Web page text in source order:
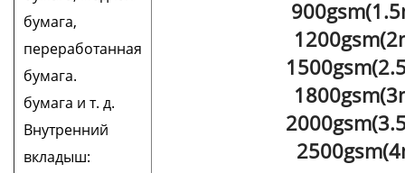
бумага,
переработанная
бумага.
бумага и т. д.
Внутренний
вкладыш: